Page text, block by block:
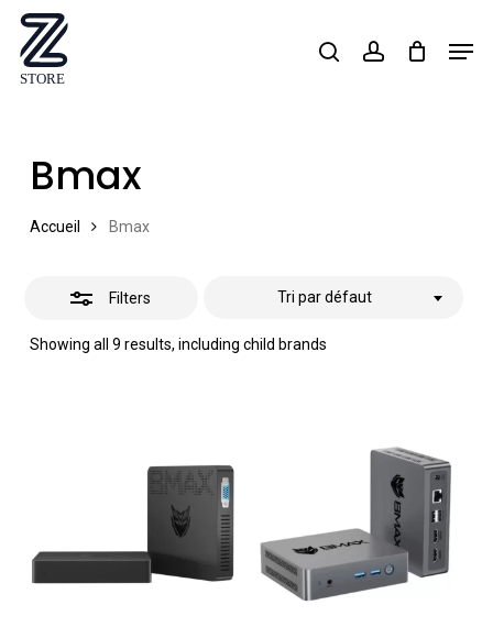
Skip
main
searchaccount
Bmax
Accueil Bmax
Filters
Showing all 9 results, including child brands
Tri par défaut
Close